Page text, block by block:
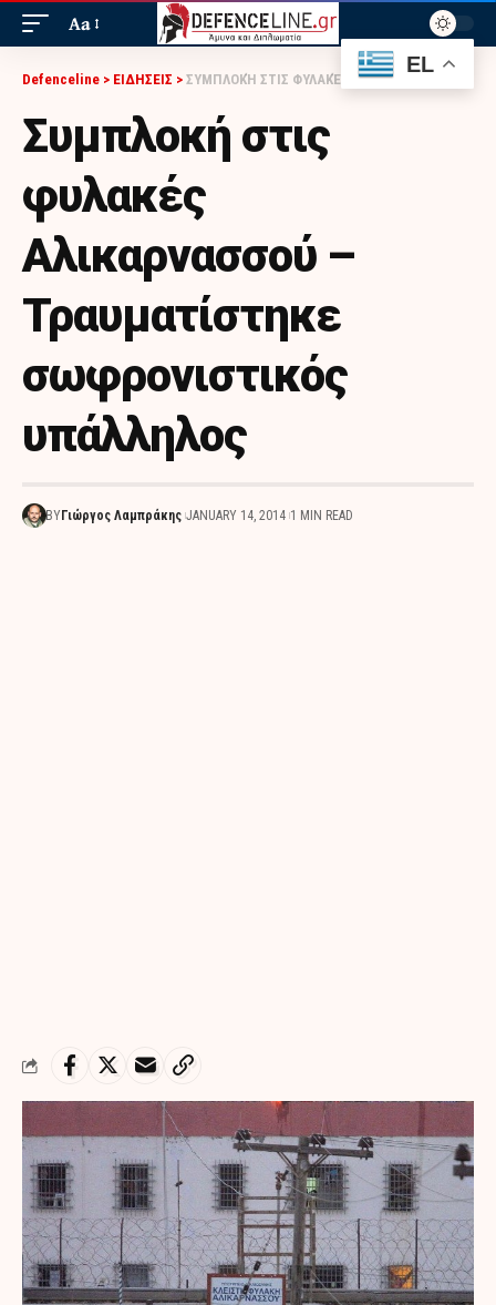
Aa
Defenceline > ΕΙΔΗΣΕΙΣ > ΣΥΜΠΛΟΚΉ ΣΤΙΣ ΦΥΛΑΚΈΣ ΑΛΙΚΑΡΝΑΣΣΟΎ – ΤΡΑΥΜΑΤΊΣΤΗΚΕ ΣΩΦΡΟΝΙΣΤΙΚΌΣ ΥΠΆΛΛΗΛΟΣ
Συμπλοκή στις
φυλακές
Αλικαρνασσού –
Τραυματίστηκε
σωφρονιστικός
υπάλληλος
BY Γιώργος Λαμπράκης JANUARY 14, 2014 1 MIN READ
EL